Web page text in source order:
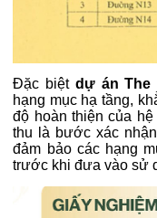
Đặc biệt dự án The
hạng mục hạ tầng,
độ hoàn thiện của
thu là bước xác
đảm bảo các hạng
trước khi đưa vào sử